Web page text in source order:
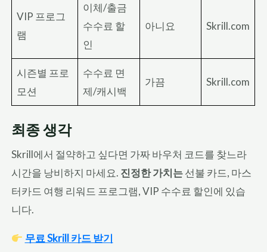
VIP 프로그
램
이체/출금
수수료 할
인
아니요 Skrill.com
시즌별 프로
모션
수수료 면
제/캐시백
가끔 Skrill.com
최종 생각
Skrill에서 절약하고 싶다면 가짜 바우처 코드를 찾느라
시간을 낭비하지 마세요. 진정한 가치는선불 카드, 마스
터카드 여행 리워드 프로그램, VIP 수수료 할인에 있습
니다.
무료 Skrill 카드 받기